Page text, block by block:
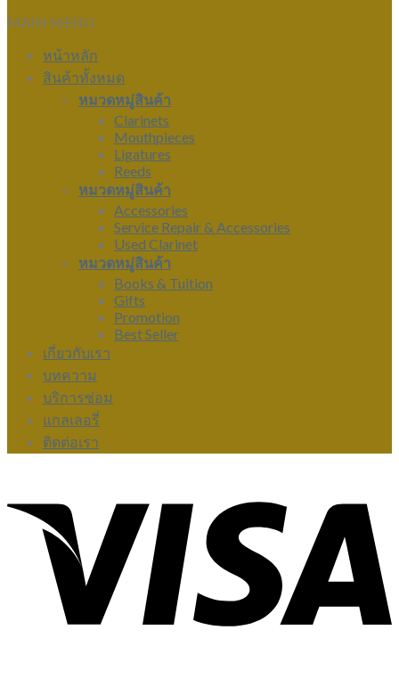
MAIN MENU
หน้าหลัก
สินค้าทั้งหมด
หมวดหมู่สินค้า
Clarinets
Mouthpieces
Ligatures
Reeds
หมวดหมู่สินค้า
Accessories
Service Repair & Accessories
Used Clarinet
หมวดหมู่สินค้า
Books & Tuition
Gifts
Promotion
Best Seller
เกี่ยวกับเรา
บทความ
บริการซ่อม
แกลเลอรี่
ติดต่อเรา